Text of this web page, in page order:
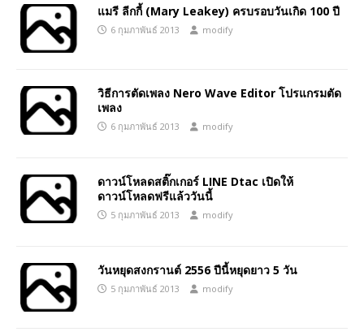
แมรี ลีกกี้ (Mary Leakey) ครบรอบวันเกิด 100 ปี
6 กุมภาพันธ์ 2013 modify
วิธีการตัดเพลง Nero Wave Editor โปรแกรมตัด
เพลง
6 กุมภาพันธ์ 2013 modify
ดาวน์โหลดสติ๊กเกอร์ LINE Dtac เปิดให้
ดาวน์โหลดฟรีแล้ววันนี้
5 กุมภาพันธ์ 2013 modify
วันหยุดสงกรานต์ 2556 ปีนี้หยุดยาว 5 วัน
5 กุมภาพันธ์ 2013 modify